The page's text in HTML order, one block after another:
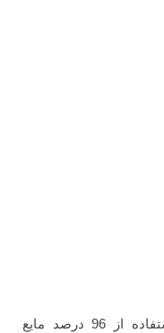
COSRX با استفاده از 96 درصد مایع